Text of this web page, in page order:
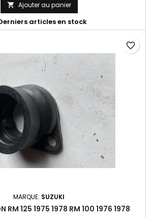
 Ajouter au panier
articles en stock
MARQUE: SUZUKI
RM 125 1975 1978 RM 100 1976 1978
favorite_border